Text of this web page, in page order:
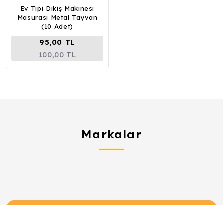
Ev Tipi Dikiş Makinesi
Masurası Metal Tayvan
(10 Adet)
95,00 TL
100,00 TL
Markalar